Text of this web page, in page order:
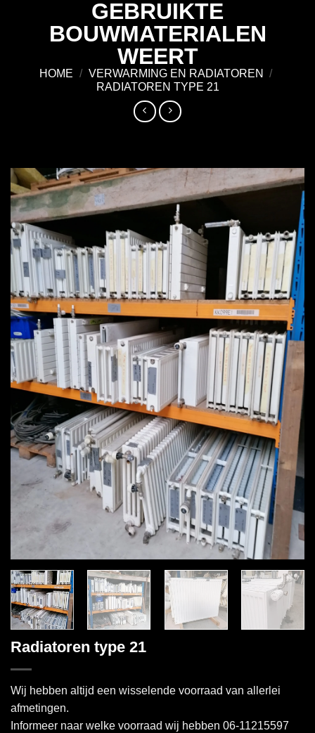
GEBRUIKTE
BOUWMATERIALEN
WEERT
HOME / VERWARMING EN RADIATOREN
/
RADIATOREN TYPE 21
Radiatoren type 21
Wij hebben altijd een wisselende voorraad van allerlei
afmetingen.
Informeer naar welke voorraad wij hebben 06-11215597